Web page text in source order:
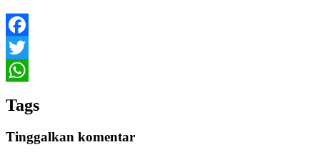
Facebook
Twitter
Tags
Tinggalkan komentar